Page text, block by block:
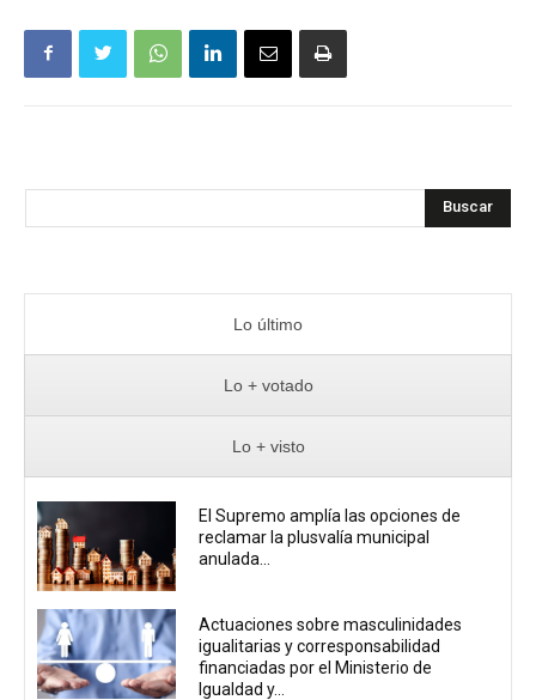
Buscar
Lo último
Lo + votado
Lo + visto
El Supremo amplía las opciones de
reclamar la plusvalía municipal
anulada...
Actuaciones sobre masculinidades
igualitarias y corresponsabilidad
financiadas por el Ministerio de
Igualdad y...